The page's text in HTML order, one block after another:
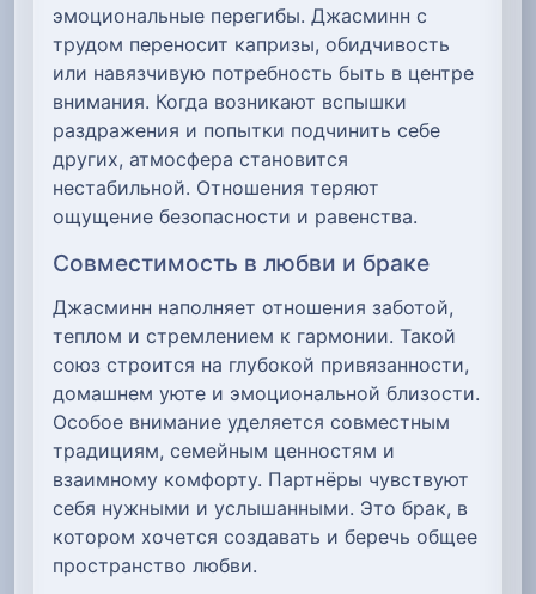
эмоциональные перегибы. Джасминн с
трудом переносит капризы, обидчивость
или навязчивую потребность быть в центре
внимания. Когда возникают вспышки
раздражения и попытки подчинить себе
других, атмосфера становится
нестабильной. Отношения теряют
ощущение безопасности и равенства.
Совместимость в любви и браке
Джасминн наполняет отношения заботой,
теплом и стремлением к гармонии. Такой
союз строится на глубокой привязанности,
домашнем уюте и эмоциональной близости.
Особое внимание уделяется совместным
традициям, семейным ценностям и
взаимному комфорту. Партнёры чувствуют
себя нужными и услышанными. Это брак, в
котором хочется создавать и беречь общее
пространство любви.